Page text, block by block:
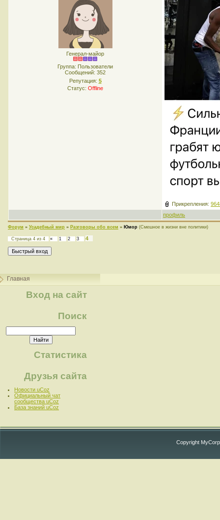
Генерал-майор
Группа: Пользователи
Сообщений: 352
Репутация: 5
Статус: Offline
Прикрепления:
профиль
Форум » Усадебный мир » Разговоры обо всем » Юмор (Смешное в жизни вне политики)
Страница 4 из 4 « 1 2 3 4
Главная
Вход на сайт
Поиск
Статистика
Друзья сайта
Новости uCoz
Официальный чат
сообщества uCoz
База знаний uCoz
Copyright